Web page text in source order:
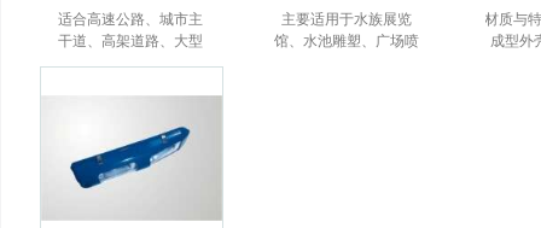
适合高速公路、城市主
干道、高架道路、大型
立交、广场等户外场
主要适用于水族展览
馆、水池雕塑、广场喷
材质与
成型外